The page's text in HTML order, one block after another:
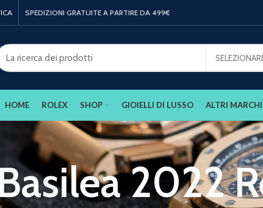
SPEDIZIONI GRATUITE A PARTIRE DA 499€
HOME ROLEX SHOP GIOIELLI DI LUSSO ALTRI MARCHI
2022